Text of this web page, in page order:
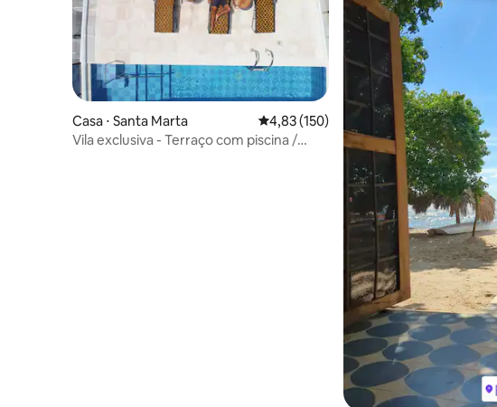
Casa ⋅ Santa Marta 4,83 de uma avaliação média de 5, 150
4,83 (150)
Vila exclusiva - Terraço com piscina /